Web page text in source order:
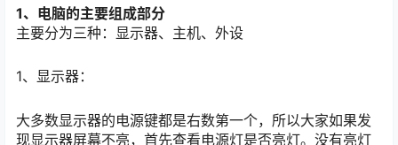
1、电脑的主要组成部分
主要分为三种：显示器、主机、外设
1、显示器：
大多数显示器的电源键都是右数第一个，所以大家如果发
现显示器屏幕不亮，首先查看电源灯是否亮灯。没有亮灯